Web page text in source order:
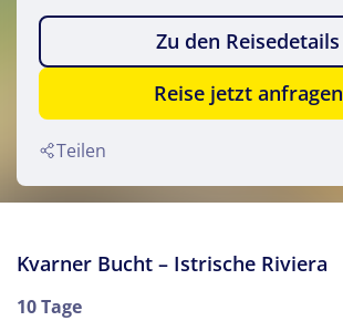
Zu den Reisedetails
Reise jetzt anfragen
Teilen
Kvarner Bucht – Istrische Riviera
10 Tage